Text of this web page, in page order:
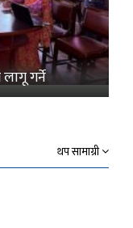
गर्ने
थप सामाग्री